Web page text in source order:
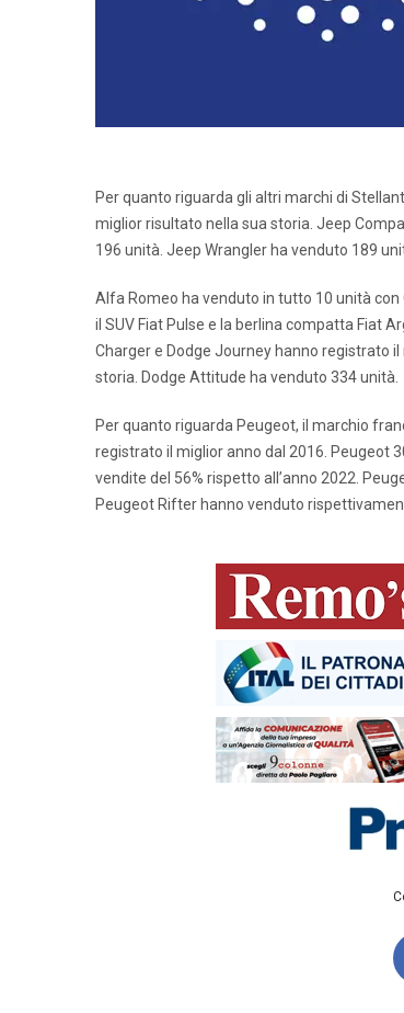
Per quanto riguarda gli altri marchi di
miglior risultato nella sua storia. Jeep
196 unità. Jeep Wrangler ha venduto 189
Alfa Romeo ha venduto in tutto 10 unità
il SUV Fiat Pulse e la berlina compatta Fiat
Charger e Dodge Journey hanno registrato
storia. Dodge Attitude ha venduto 334 unità.
Per quanto riguarda Peugeot, il marchio
registrato il miglior anno dal 2016. Peugeot
vendite del 56% rispetto all’anno 2022.
Peugeot Rifter hanno venduto